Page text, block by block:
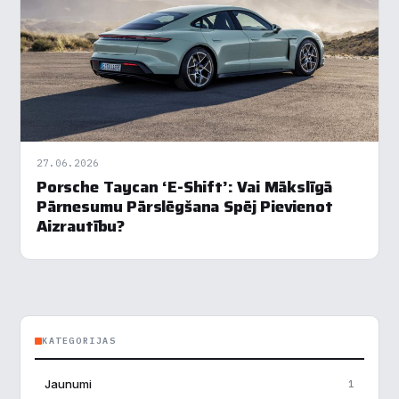
27.06.2026
Porsche Taycan ‘E-Shift’: Vai Mākslīgā
Pārnesumu Pārslēgšana Spēj Pievienot
Aizrautību?
KATEGORIJAS
Jaunumi 1
▶ Nepieciešamās Vienmēr aktīvs
▶ Funkcionālais
Analītika
▶ Veiktspēja
Reklāma
Pieņemt visu